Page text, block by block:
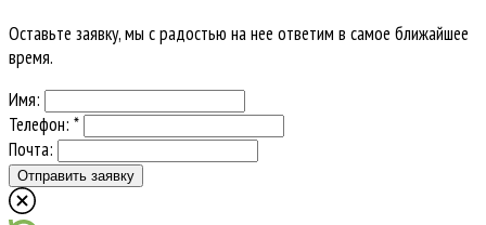
Оставьте заявку, мы с радостью на нее ответим в самое ближайшее
время.
Имя:
Телефон: *
Почта: